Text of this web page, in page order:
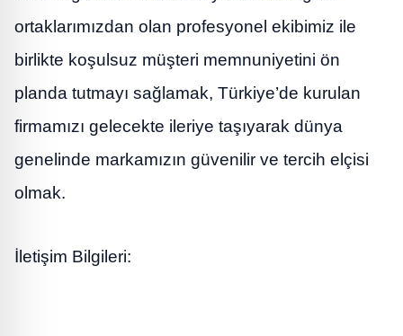
ortaklarımızdan olan profesyonel ekibimiz ile
birlikte koşulsuz müşteri memnuniyetini ön
planda tutmayı sağlamak, Türkiye’de kurulan
firmamızı gelecekte ileriye taşıyarak dünya
genelinde markamızın güvenilir ve tercih elçisi
olmak.
İletişim Bilgileri: